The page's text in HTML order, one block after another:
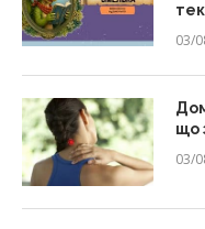
03/
що
03/